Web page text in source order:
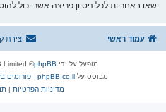
ישאו באחריות לכל ניסיון פריצה אשר יכול
עמוד ראשי יצירת
מופעל על ידי phpBB
® Forum Software © phpBB Limited
מבוסס על phpBB.co.il - פורומים בעברית
מדיניות הפרטיות |